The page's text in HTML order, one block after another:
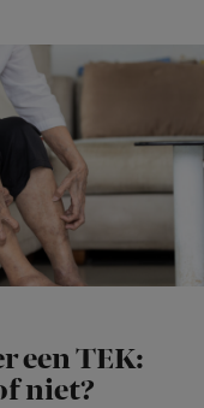
een TEK:
niet?